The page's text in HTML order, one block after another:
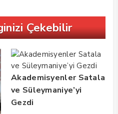
Çekebilir
Akademisyenler Satala
ve Süleymaniye’yi
Gezdi